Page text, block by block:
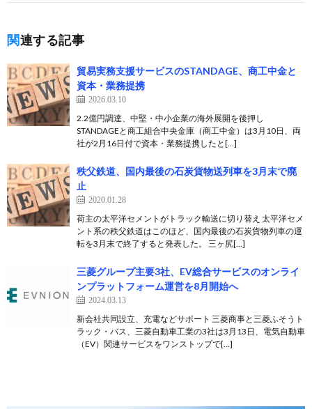
関連する記事
貿易実務支援サービスのSTANDAGE、商工中金と
資本・業務提携
2026.03.10
2.2億円調達、中堅・中小企業の海外展開を後押し
STANDAGEと商工組合中央金庫（商工中金）は3月10日、両
社が2月16日付で資本・業務提携したと[…]
秩父鉄道、国内最後の石炭貨物送列車を3月末で廃
止
2020.01.28
荷主の太平洋セメントがトラック輸送に切り替え 太平洋セメ
ント系の秩父鉄道はこのほど、国内最後の石炭貨物列車の運
転を3月末で終了すると発表した。 三ヶ尻[…]
三菱グループ主要3社、EV総合サービスのオンライ
ンプラットフォーム運営を8月開始へ
2024.03.13
新会社共同設立、充電などサポート 三菱商事と三菱ふそうト
ラック・バス、三菱自動車工業の3社は3月13日、電気自動車
（EV）関連サービスをワンストップで[…]